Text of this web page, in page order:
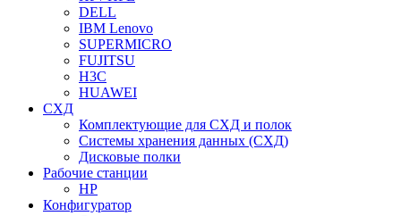
DELL
IBM Lenovo
SUPERMICRO
FUJITSU
H3C
HUAWEI
СХД
Комплектующие для СХД и полок
Системы хранения данных (СХД)
Дисковые полки
Рабочие станции
HP
Конфигуратор